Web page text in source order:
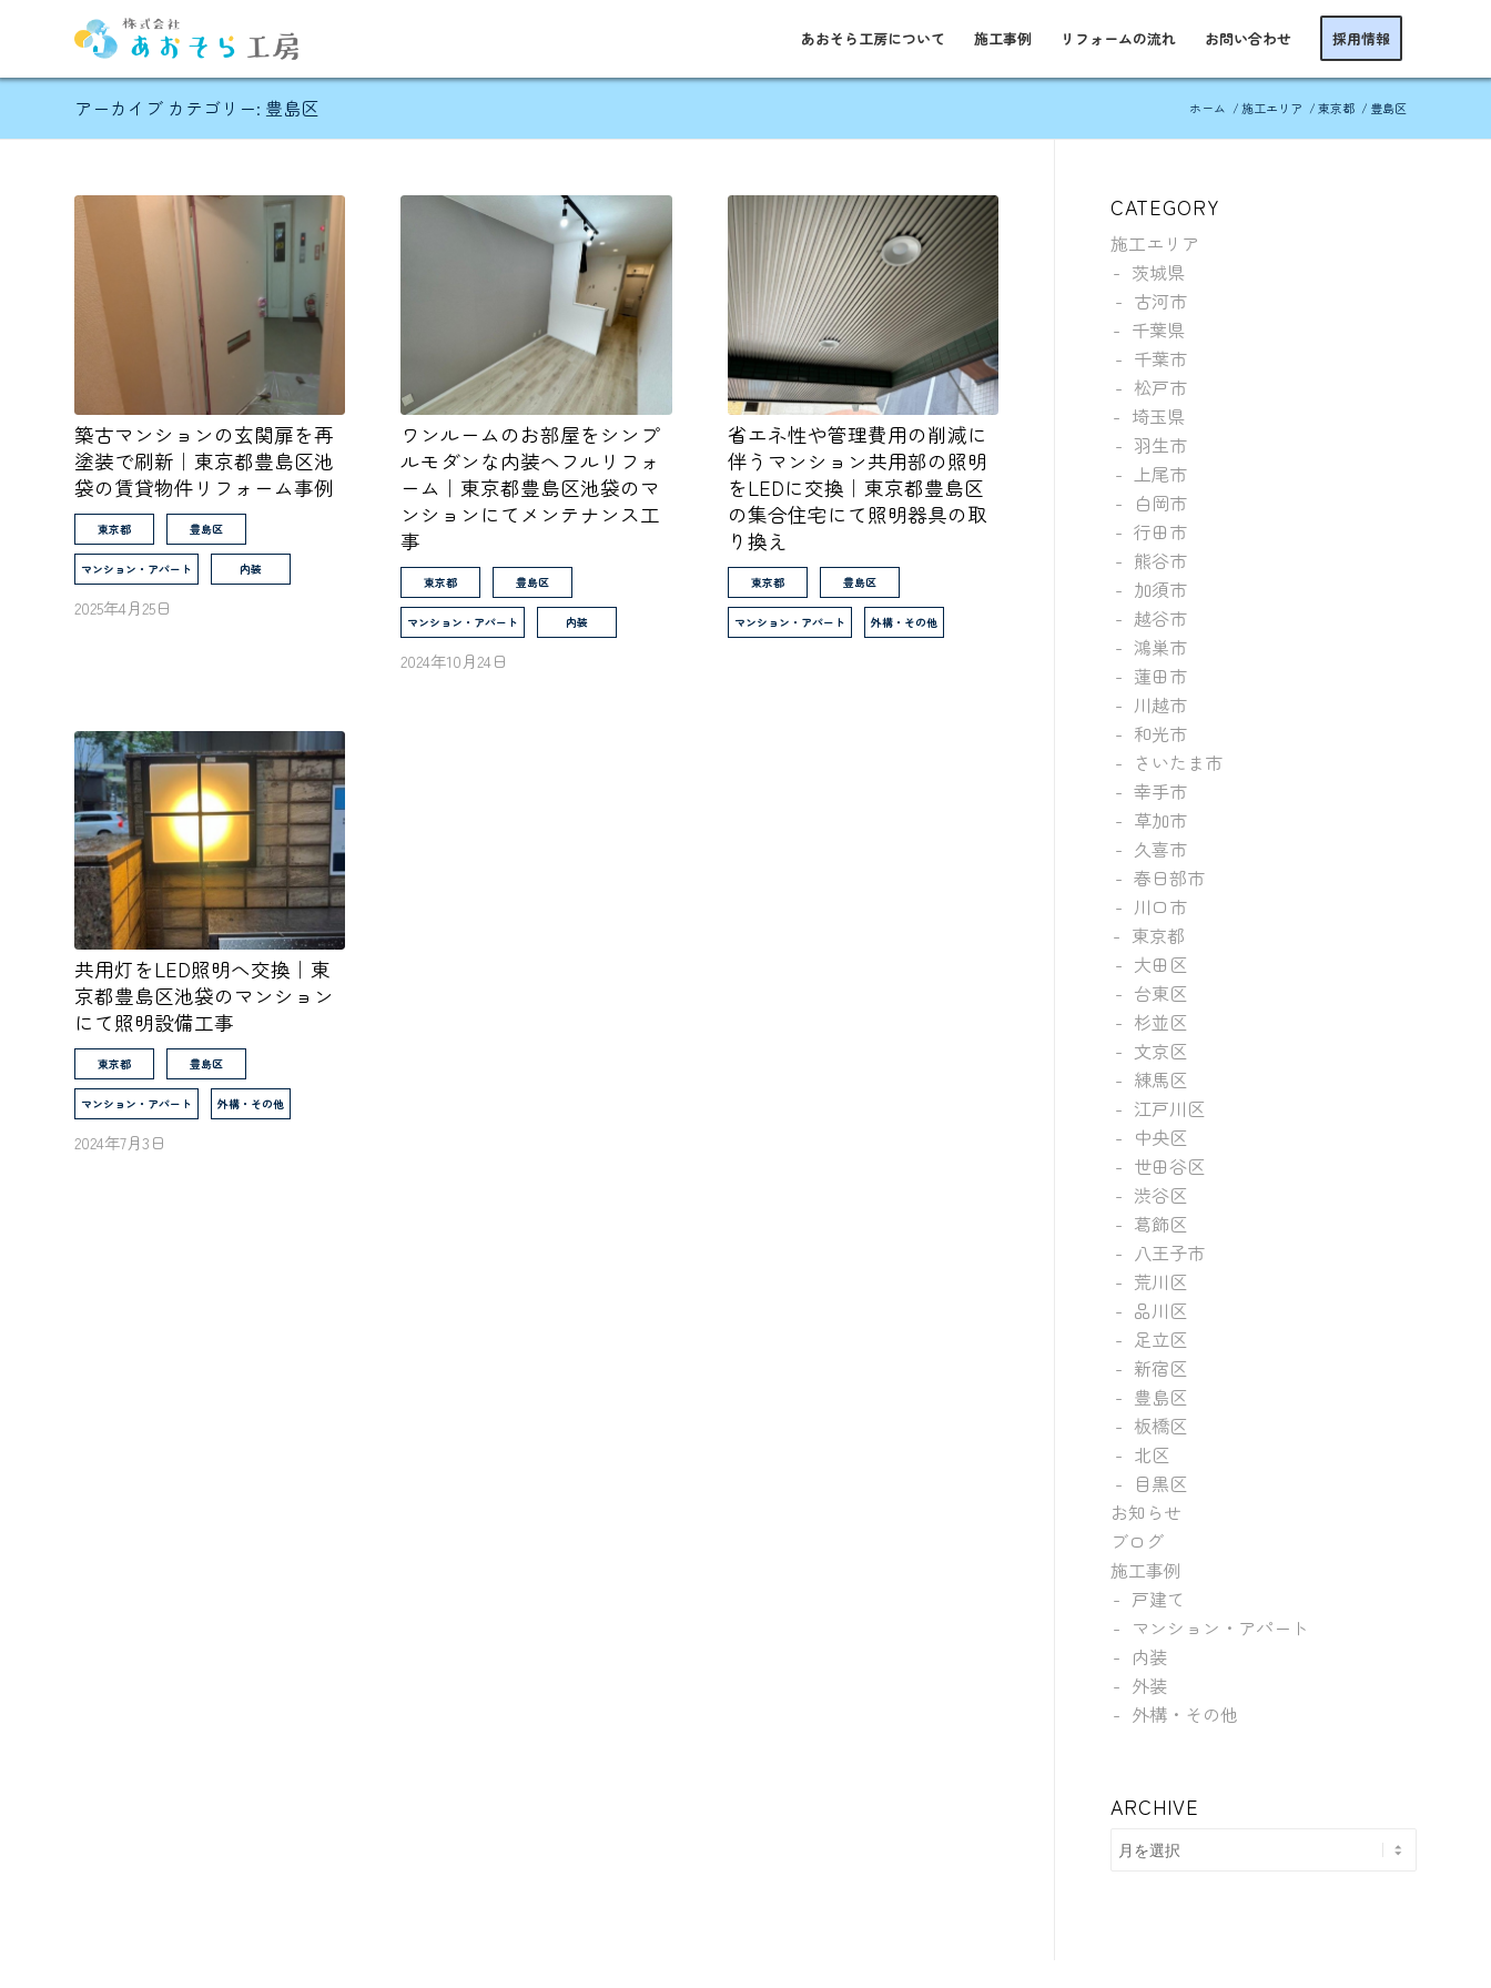
あおそら工房について 施工事例 リフォームの流れ お問い合わせ 採用情報
アーカイブ カテゴリー: 豊島区 ホーム /施工エリア /東京都 / 豊島区
築古マンションの玄関扉を再
塗装で刷新｜東京都豊島区池
袋の賃貸物件リフォーム事例
東京都 豊島区
マンション・アパート 内装
2025年4月25日
ワンルームのお部屋をシンプ
ルモダンな内装へフルリフォ
ーム｜東京都豊島区池袋のマ
ンションにてメンテナンス工
事
東京都 豊島区
マンション・アパート 内装
2024年10月24日
省エネ性や管理費用の削減に
伴うマンション共用部の照明
をLEDに交換｜東京都豊島区
の集合住宅にて照明器具の取
り換え
東京都 豊島区
マンション・アパート 外構・その他
共用灯をLED照明へ交換｜東
京都豊島区池袋のマンション
にて照明設備工事
東京都 豊島区
マンション・アパート 外構・その他
2024年7月3日
CATEGORY
施工エリア
茨城県
古河市
千葉県
千葉市
松戸市
埼玉県
羽生市
上尾市
白岡市
行田市
熊谷市
加須市
越谷市
鴻巣市
蓮田市
川越市
和光市
さいたま市
幸手市
草加市
久喜市
春日部市
川口市
東京都
大田区
台東区
杉並区
文京区
練馬区
江戸川区
中央区
世田谷区
渋谷区
葛飾区
八王子市
荒川区
品川区
足立区
新宿区
豊島区
板橋区
北区
目黒区
お知らせ
ブログ
施工事例
戸建て
マンション・アパート
内装
外装
外構・その他
ARCHIVE